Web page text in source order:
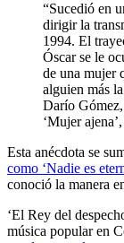
“Sucedió en
dirigir la
1994. El
Óscar se le
de una mujer
alguien más
Darío
‘Mujer
Esta anécdota se
como ‘Nadie es
conoció la manera
‘El Rey del
música popular en